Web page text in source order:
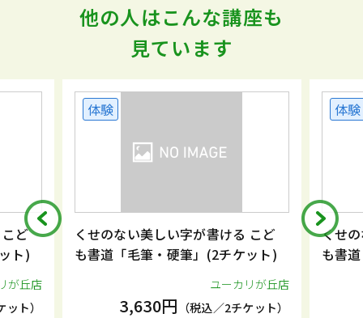
他の人はこんな講座も
見ています
ど
ト)
が丘店
ト）
体験
くせのない美しい字が書ける こど
も書道「毛筆・硬筆」(2チケット)
ユーカリが丘店
3,630円 （税込／2チケット）
体験
くせ
も書